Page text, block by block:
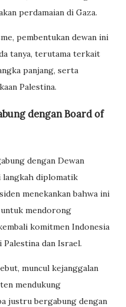
perdamaian di Gaza.
pembentukan dewan ini
tanya, terutama terkait
panjang, serta
Palestina.
dengan Board of
dengan Dewan
langkah diplomatik
menekankan bahwa ini
mendorong
komitmen Indonesia
dan Israel.
muncul kejanggalan
mendukung
justru bergabung dengan